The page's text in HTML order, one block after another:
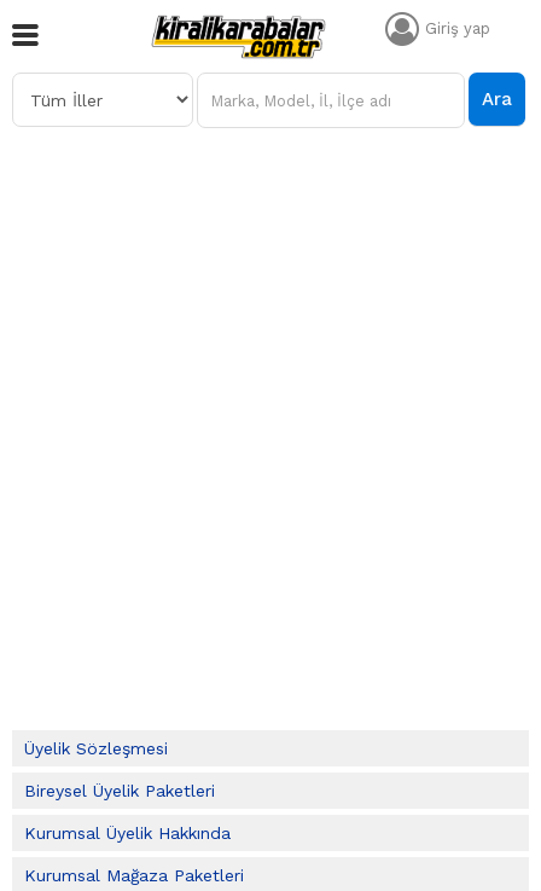
Giriş yap
Ara
Üyelik Sözleşmesi
Bireysel Üyelik Paketleri
Kurumsal Üyelik Hakkında
Kurumsal Mağaza Paketleri